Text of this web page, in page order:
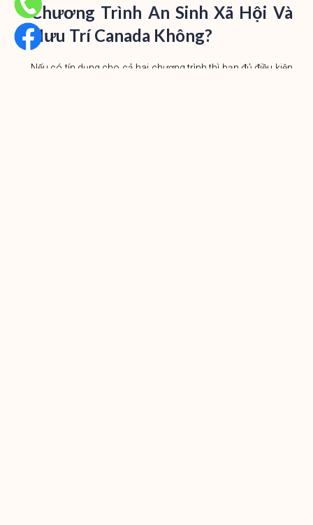
Chương Trình An Sinh Xã Hội Và
Hưu Trí Canada Không?
Nếu có tín dụng cho cả hai chương trình thì bạn đủ điều kiện